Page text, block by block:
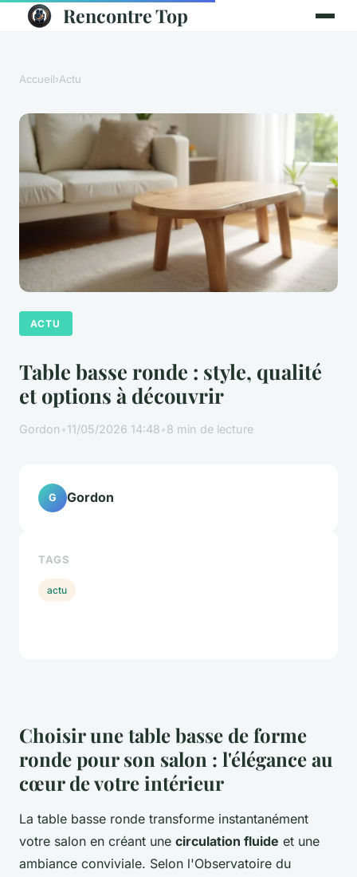
Rencontre Top
Accueil›Actu
ACTU
Table basse ronde : style, qualité
et options à découvrir
Gordon •11/05/2026 14:48•8 min de lecture
Choisir une table basse de forme
ronde pour son salon : l'élégance au
cœur de votre intérieur
La table basse ronde transforme instantanément
votre salon en créant une circulation fluide et une
ambiance conviviale. Selon l'Observatoire du
G Gordon
TAGS
actu